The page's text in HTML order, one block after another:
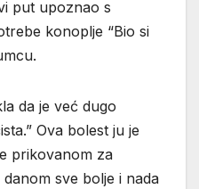
put upoznao s
konoplje “Bio si
da je već dugo
Ova bolest ju je
prikovanom za
sve bolje i nada